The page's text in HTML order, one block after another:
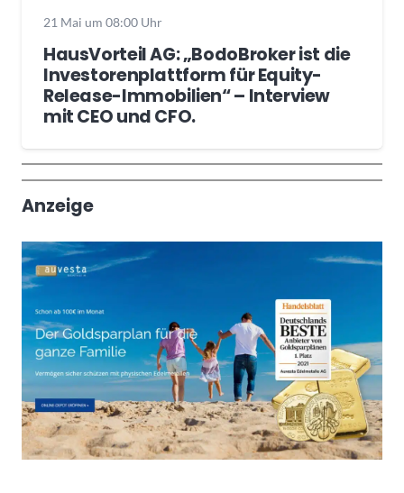
21 Mai um 08:00 Uhr
HausVorteil AG: „BodoBroker ist die
Investorenplattform für Equity-
Release-Immobilien“ – Interview
mit CEO und CFO.
Wochenrückblick
Trendthemen
Anzeige